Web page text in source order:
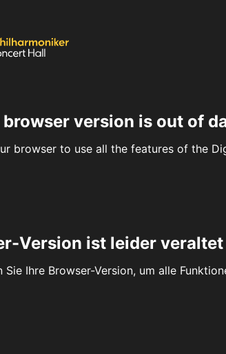
version is out of
browser to use all the features of the
Version ist leider veraltet
Sie Ihre Browser-Version, um alle